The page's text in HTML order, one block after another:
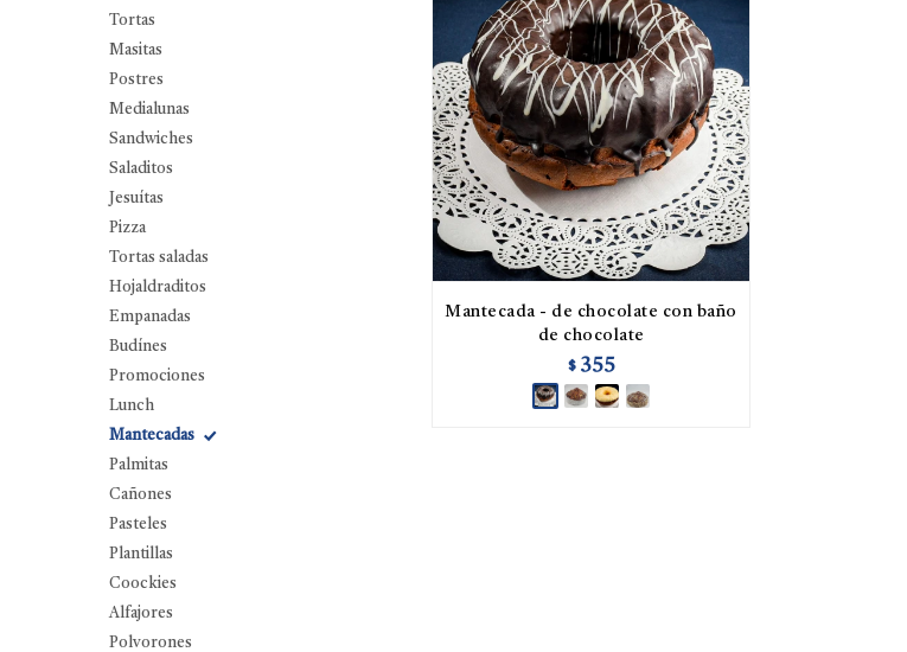
Mantecada - de chocolate con baño
de chocolate
$ 355
Tortas
Masitas
Postres
Medialunas
Sandwiches
Saladitos
Jesuítas
Pizza
Tortas saladas
Hojaldraditos
Empanadas
Budínes
Promociones
Lunch
Mantecadas
Palmitas
Cañones
Pasteles
Plantillas
Coockies
Alfajores
Polvorones